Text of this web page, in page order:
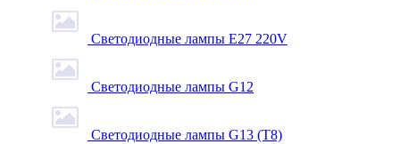
Светодиодные лампы E27 220V
Светодиодные лампы G12
Светодиодные лампы G13 (T8)